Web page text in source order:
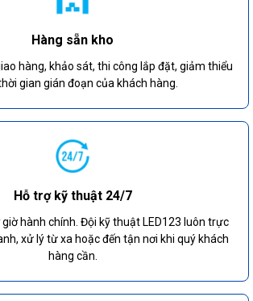
Hàng sẵn kho
hàng, khảo sát, thi công lắp đặt, giảm thiểu
gian gián đoạn của khách hàng.
Hỗ trợ kỹ thuật 24/7
hành chính. Đội kỹ thuật LED123 luôn trực
xử lý từ xa hoặc đến tận nơi khi quý khách
hàng cần.